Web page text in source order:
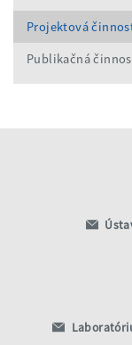
Projektová
Publikačná